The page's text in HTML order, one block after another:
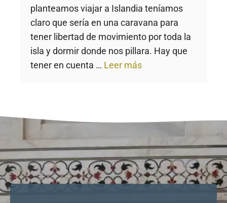
planteamos viajar a Islandia teníamos
claro que sería en una caravana para
tener libertad de movimiento por toda la
isla y dormir donde nos pillara. Hay que
tener en cuenta … Leer más